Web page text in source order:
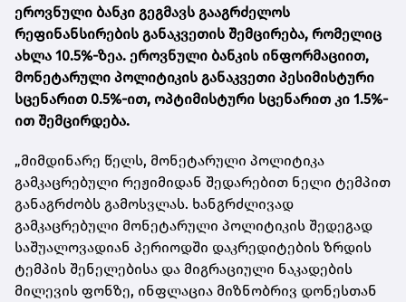
ეროვნული ბანკი გეგმავს გააგრძელოს
რეფინანსირების განაკვეთის შემცირება, რომელიც
ახლა 10.5%-ზეა. ეროვნული ბანკის ინფორმაციით,
მონეტარული პოლიტიკის განაკვეთი პესიმისტური
სცენარით 0.5%-ით, ოპტიმისტური სცენარით კი 1.5%-
ით შემცირდება.
„მიმდინარე წელს, მონეტარული პოლიტიკა
გამკაცრებული რეჟიმიდან შედარებით ნელი ტემპით
განაგრძობს გამოსვლას. ხანგრძლივად
გამკაცრებული მონეტარული პოლიტიკის შედეგად
საშუალოვადიან პერიოდში დაკრედიტების ზრდის
ტემპის შენელებისა და მიგრაციული ნაკადების
მილევის ფონზე, ინფლაცია მიზნობრივ დონესთან